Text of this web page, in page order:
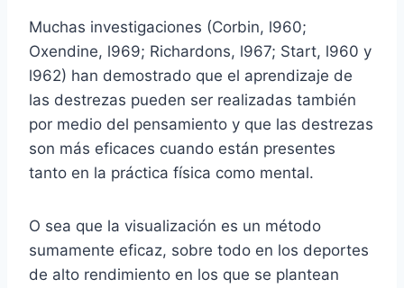
Muchas investigaciones (Corbin, l960;
Oxendine, l969; Richardons, l967; Start, l960 y
l962) han demostrado que el aprendizaje de
las destrezas pueden ser realizadas también
por medio del pensamiento y que las destrezas
son más eficaces cuando están presentes
tanto en la práctica física como mental.
O sea que la visualización es un método
sumamente eficaz, sobre todo en los deportes
de alto rendimiento en los que se plantean